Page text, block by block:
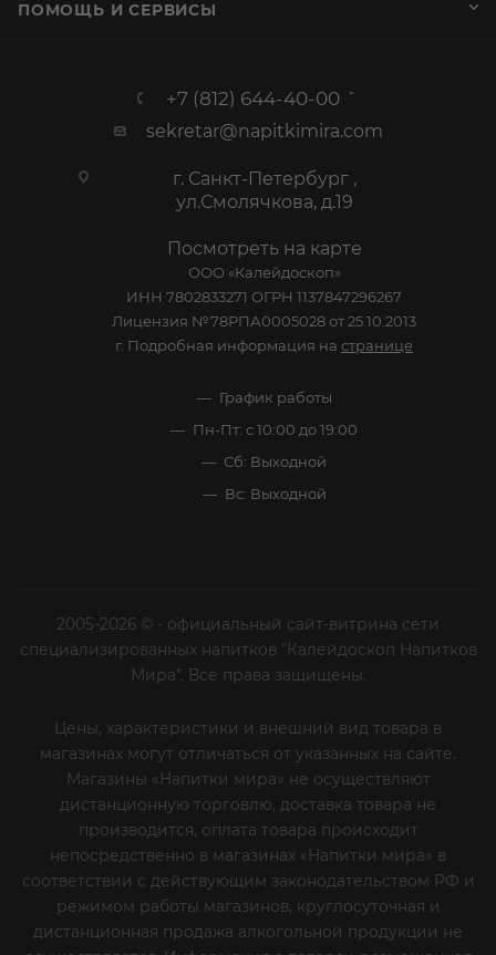
ПОМОЩЬ И СЕРВИСЫ
+7 (812) 644-40-00
sekretar@napitkimira.com
г. Санкт-Петербург ,
ул.Смолячкова, д.19
Посмотреть на карте
ООО «Калейдоскоп»
ИНН 7802833271 ОГРН 1137847296267
Лицензия №78РПА0005028 от 25.10.2013
г. Подробная информация на странице
График работы
Пн-Пт: с 10:00 до 19:00
Сб: Выходной
Вс: Выходной
2005-2026 © - официальный сайт-витрина сети
специализированных напитков "Калейдоскоп Напитков
Мира". Все права защищены.
Цены, характеристики и внешний вид товара в
магазинах могут отличаться от указанных на сайте.
Магазины «Напитки мира» не осуществляют
дистанционную торговлю, доставка товара не
производится, оплата товара происходит
непосредственно в магазинах «Напитки мира» в
соответствии с действующим законодательством РФ и
режимом работы магазинов, круглосуточная и
дистанционная продажа алкогольной продукции не